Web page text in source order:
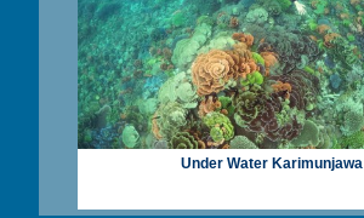
Under Water Karimunjawa